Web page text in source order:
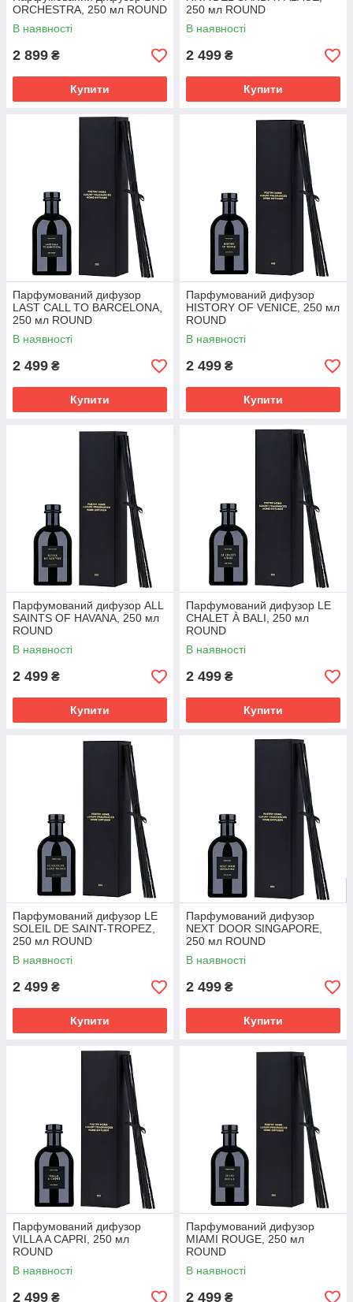
ORCHESTRA, 250 мл ROUND
В наявності
2 899 ₴
Купити
250 мл ROUND
В наявності
2 499 ₴
Купити
Парфумований дифузор
LAST CALL TO BARCELONA,
250 мл ROUND
В наявності
2 499 ₴
Купити
Парфумований дифузор
HISTORY OF VENICE, 250 мл
ROUND
В наявності
2 499 ₴
Купити
Парфумований дифузор ALL
SAINTS OF HAVANA, 250 мл
ROUND
В наявності
2 499 ₴
Купити
Парфумований дифузор LE
CHALET À BALI, 250 мл
ROUND
В наявності
2 499 ₴
Купити
Парфумований дифузор LE
SOLEIL DE SAINT-TROPEZ,
250 мл ROUND
В наявності
2 499 ₴
Купити
Парфумований дифузор
NEXT DOOR SINGAPORE,
250 мл ROUND
В наявності
2 499 ₴
Купити
Парфумований дифузор
VILLA A CAPRI, 250 мл
ROUND
В наявності
2 499 ₴
Парфумований дифузор
MIAMI ROUGE, 250 мл
ROUND
В наявності
2 499 ₴